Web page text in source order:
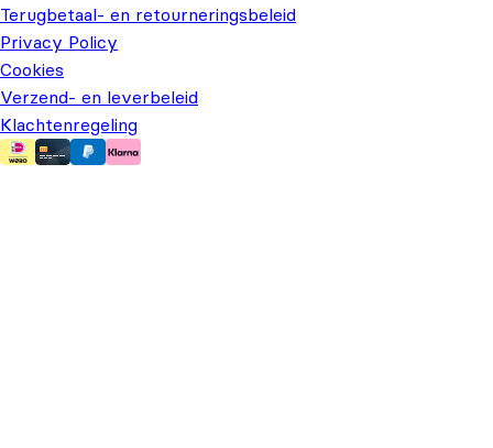
Terugbetaal- en retourneringsbeleid
Privacy Policy
Cookies
Verzend- en leverbeleid
Klachtenregeling